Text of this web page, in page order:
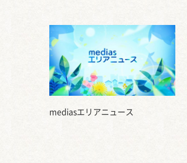
mediasエリアニュース